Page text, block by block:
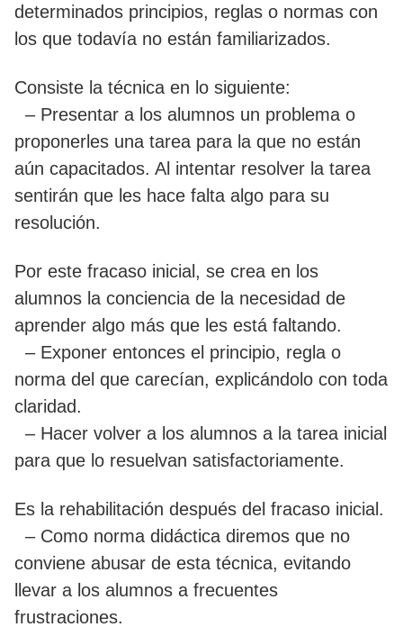
determinados principios, reglas o normas con
los que todavía no están familiarizados.
Consiste la técnica en lo siguiente:
– Presentar a los alumnos un problema o
proponerles una tarea para la que no están
aún capacitados. Al intentar resolver la tarea
sentirán que les hace falta algo para su
resolución.
Por este fracaso inicial, se crea en los
alumnos la conciencia de la necesidad de
aprender algo más que les está faltando.
– Exponer entonces el principio, regla o
norma del que carecían, explicándolo con toda
claridad.
– Hacer volver a los alumnos a la tarea inicial
para que lo resuelvan satisfactoriamente.
Es la rehabilitación después del fracaso inicial.
– Como norma didáctica diremos que no
conviene abusar de esta técnica, evitando
llevar a los alumnos a frecuentes
frustraciones.